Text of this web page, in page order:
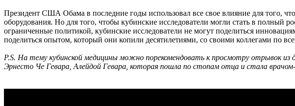
Президент США Обама в последние годы использовал все свое влияние для того,
оборудования. Но для того, чтобы кубинские исследователи могли стать в полный
ограниченные политикой, кубинские исследователи не могут поделиться
поделиться опытом, который они копили десятилетиями, со своими коллегами по
P.S. На тему кубинской медицины можно порекомендовать к просмотру отрывок из
Эрнесто Че Гевара, Алейдой Гевара, которая пошла по стопам отца и стала